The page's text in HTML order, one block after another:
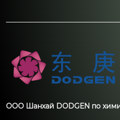
ООО Шанхай DODGEN по